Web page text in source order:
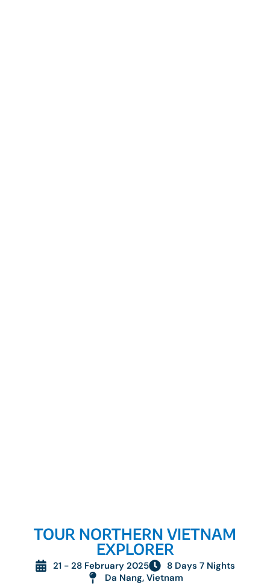
TOUR NORTHERN VIETNAM
EXPLORER
21 - 28 February 2025
8 Days 7 Nights
Da Nang, Vietnam